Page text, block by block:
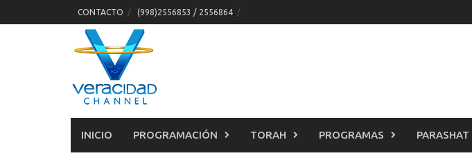
to
CONTACTO (998)2556853 / 2556864
INICIO PROGRAMACIÓN TORAH PROGRAMAS PARASHAT